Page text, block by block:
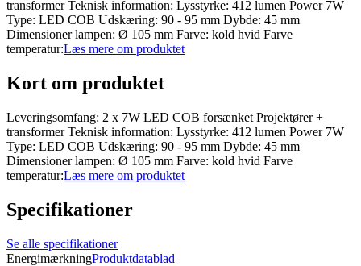
transformer Teknisk information: Lysstyrke: 412 lumen Power 7W
Type: LED COB Udskæring: 90 - 95 mm Dybde: 45 mm
Dimensioner lampen: Ø 105 mm Farve: kold hvid Farve
temperatur:Læs mere om produktet
Kort om produktet
Leveringsomfang: 2 x 7W LED COB forsænket Projektører +
transformer Teknisk information: Lysstyrke: 412 lumen Power 7W
Type: LED COB Udskæring: 90 - 95 mm Dybde: 45 mm
Dimensioner lampen: Ø 105 mm Farve: kold hvid Farve
temperatur:Læs mere om produktet
Specifikationer
Se alle specifikationer
EnergimærkningProduktdatablad